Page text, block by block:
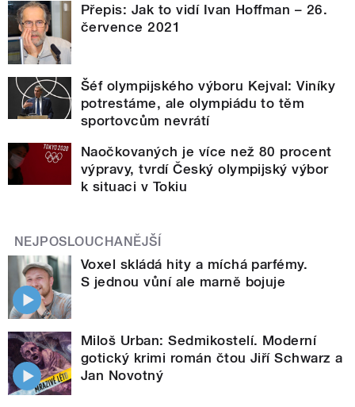
Přepis: Jak to vidí Ivan Hoffman – 26.
července 2021
Šéf olympijského výboru Kejval: Viníky
potrestáme, ale olympiádu to těm
sportovcům nevrátí
Naočkovaných je více než 80 procent
výpravy, tvrdí Český olympijský výbor
k situaci v Tokiu
NEJPOSLOUCHANĚJŠÍ
Voxel skládá hity a míchá parfémy.
S jednou vůní ale marně bojuje
Miloš Urban: Sedmikostelí. Moderní
gotický krimi román čtou Jiří Schwarz a
Jan Novotný